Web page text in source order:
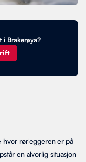
i Brakerøya?
hvor rørleggeren er på
en alvorlig situasjon